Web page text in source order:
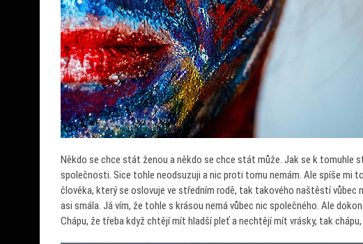
Někdo se chce stát ženou a někdo se chce stát může. Jak se k tomuhle
společnosti. Sice tohle neodsuzuji a nic proti tomu nemám. Ale spíše mi
člověka, který se oslovuje ve středním rodě, tak takového naštěstí vůbec
asi smála. Já vím, že tohle s krásou nemá vůbec nic společného. Ale
Chápu, že třeba když chtějí mít hladší pleť a nechtějí mít vrásky, tak